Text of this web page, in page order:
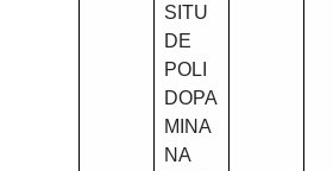
SITU
DE
POLI
DOPA
MINA
NA